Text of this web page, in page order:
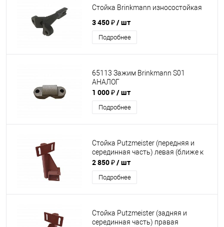
Стойка Brinkmann износостойкая
3 450 ₽/ шт
Подробнее
65113 Зажим Brinkmann S01
АНАЛОГ
1 000 ₽/ шт
Подробнее
Стойка Putzmeister (передняя и
серединная часть) левая (ближе к
2 850 ₽/ шт
Подробнее
Стойка Putzmeister (задняя и
серединная часть) правая